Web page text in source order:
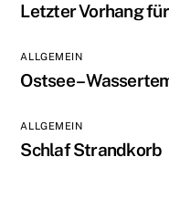
Letzter Vorhang
ALLGEMEIN
Ostsee –
ALLGEMEIN
Schlaf Strandkorb